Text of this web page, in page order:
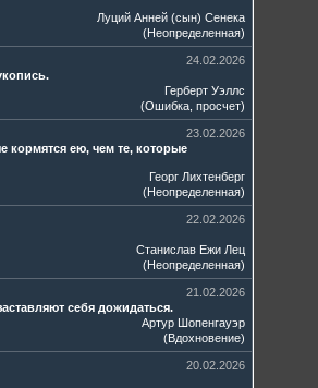
Луций Анней (сын) Сенека
(Неопределенная)
24.02.2026
Герберт Уэллс
(Ошибка, просчет)
23.02.2026
кормятся ею, чем те, которые
Георг Лихтенберг
(Неопределенная)
22.02.2026
Станислав Ежи Лец
(Неопределенная)
21.02.2026
себя дожидаться.
Артур Шопенгауэр
(Вдохновение)
20.02.2026